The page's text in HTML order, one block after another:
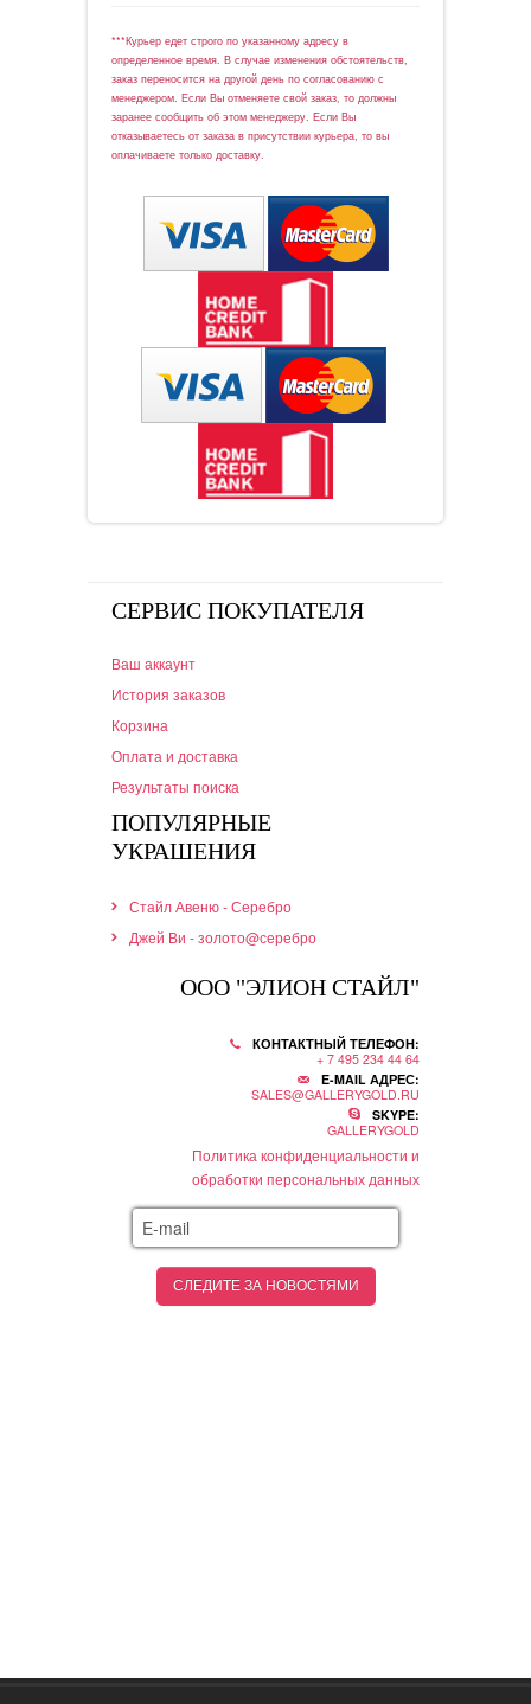
***Курьер едет строго по указанному адресу в
определенное время. В случае изменения обстоятельств,
заказ переносится на другой день по согласованию с
менеджером. Если Вы отменяете свой заказ, то должны
заранее сообщить об этом менеджеру. Если Вы
отказываетесь от заказа в присутствии курьера, то вы
оплачиваете только доставку.
СЕРВИС ПОКУПАТЕЛЯ
Ваш аккаунт
История заказов
Корзина
Оплата и доставка
Результаты поиска
ПОПУЛЯРНЫЕ
УКРАШЕНИЯ
Стайл Авеню - Серебро
Джей Ви - золото@серебро
ООО "ЭЛИОН СТАЙЛ"
КОНТАКТНЫЙ ТЕЛЕФОН:
+ 7 495 234 44 64
E-MAIL АДРЕС:
SALES@GALLERYGOLD.RU
SKYPE:
GALLERYGOLD
Политика конфиденциальности и
обработки персональных данных